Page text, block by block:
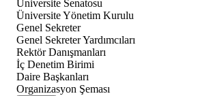
Üniversite Senatosu
Üniversite Yönetim Kurulu
Genel Sekreter
Genel Sekreter Yardımcıları
Rektör Danışmanları
İç Denetim Birimi
Daire Başkanları
Organizasyon Şeması